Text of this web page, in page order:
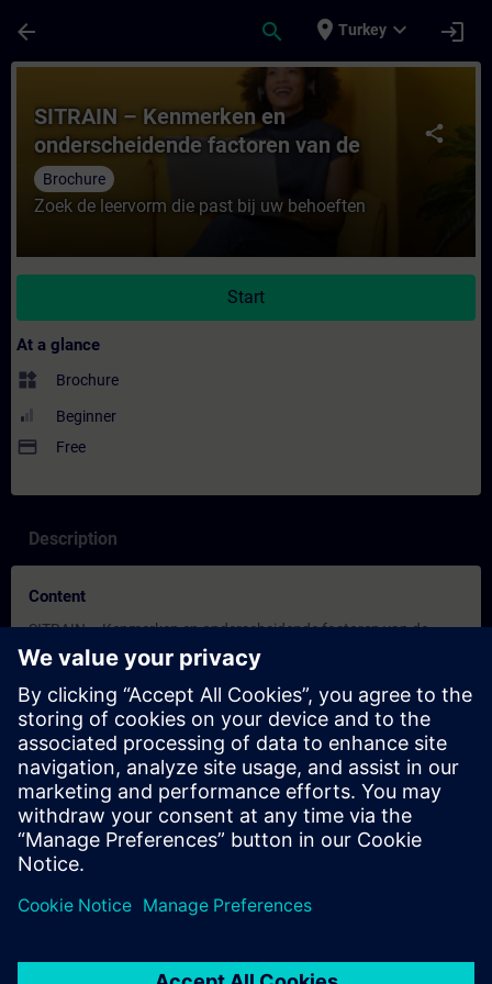
arrow_back search place Turkey expand_more login
Course - SITRAIN – Kenmerken en
share
SITRAIN – Kenmerken en
onderscheidende factoren van de
leervormen
Brochure
Zoek de leervorm die past bij uw behoeften
Start
At a glance
widgets Brochure
Beginner
payment Free
Description
Content
SITRAIN – Kenmerken en onderscheidende factoren van de
leervormen